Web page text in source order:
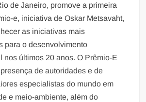
de Janeiro, promove a primeira
e, iniciativa de Oskar Metsavaht,
as iniciativas mais
para o desenvolvimento
nos últimos 20 anos. O Prêmio-E
de autoridades e de
especialistas do mundo em
e meio-ambiente, além do